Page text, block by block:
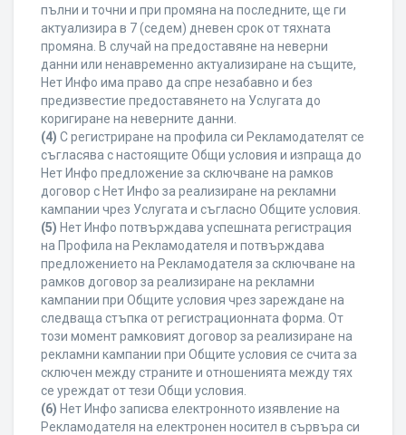
пълни и точни и при промяна на последните, ще ги
актуализира в 7 (седем) дневен срок от тяхната
промяна. В случай на предоставяне на неверни
данни или ненавременно актуализиране на същите,
Нет Инфо има право да спре незабавно и без
предизвестие предоставянето на Услугата до
коригиране на неверните данни.
(4) С регистриране на профила си Рекламодателят се
съгласява с настоящите Общи условия и изпраща до
Нет Инфо предложение за сключване на рамков
договор с Нет Инфо за реализиране на рекламни
кампании чрез Услугата и съгласно Общите условия.
(5) Нет Инфо потвърждава успешната регистрация
на Профила на Рекламодателя и потвърждава
предложението на Рекламодателя за сключване на
рамков договор за реализиране на рекламни
кампании при Общите условия чрез зареждане на
следваща стъпка от регистрационната форма. От
този момент рамковият договор за реализиране на
рекламни кампании при Общите условия се счита за
сключен между страните и отношенията между тях
се уреждат от тези Общи условия.
(6) Нет Инфо записва електронното изявление на
Рекламодателя на електронен носител в сървъра си